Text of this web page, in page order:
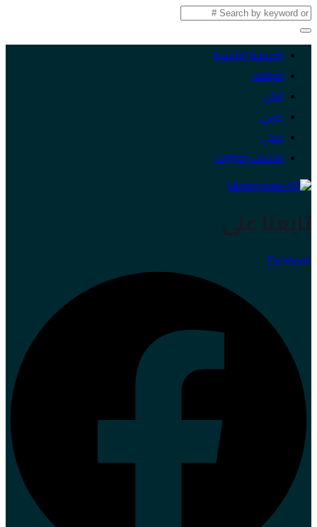
الصفحة الرئيسية
موقف
لبنان
عربي
دولي
لقاءات وحوارات
تابعنا على
Facebook